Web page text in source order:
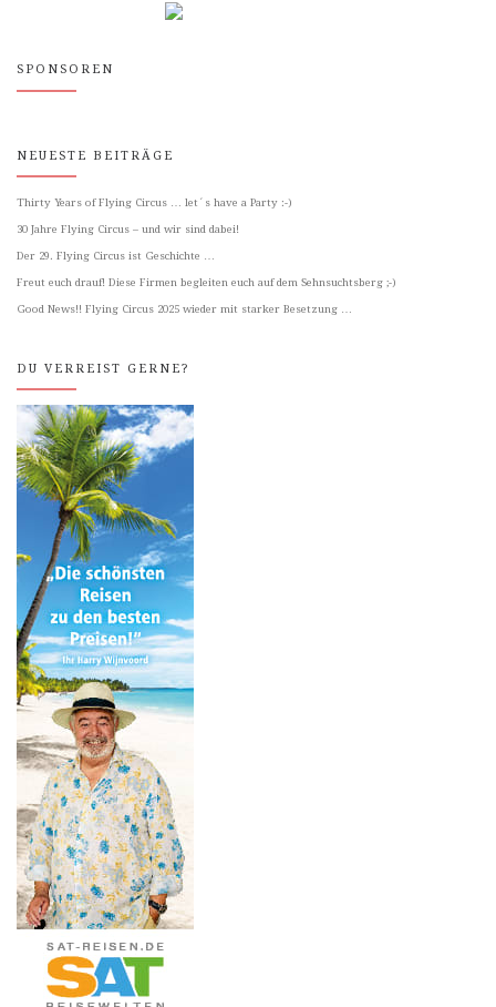
SPONSOREN
NEUESTE BEITRÄGE
Thirty Years of Flying Circus … let´s have a Party :-)
30 Jahre Flying Circus – und wir sind dabei!
Der 29. Flying Circus ist Geschichte …
Freut euch drauf! Diese Firmen begleiten euch auf dem Sehnsuchtsberg ;-)
Good News!! Flying Circus 2025 wieder mit starker Besetzung …
DU VERREIST GERNE?